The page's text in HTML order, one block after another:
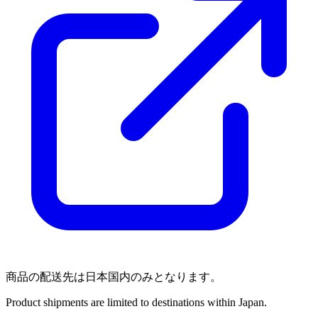
商品の配送先は日本国内のみとなります。
Product shipments are limited to destinations within Japan.